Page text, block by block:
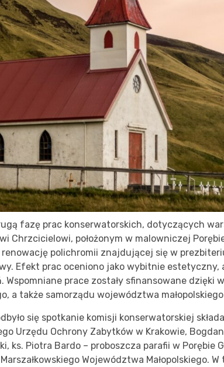
fazę prac konserwatorskich, dotyczących
Chrzcicielowi, położonym w malowniczej
polichromii znajdującej się w
Efekt prac oceniono jako wybitnie estetyczny,
Wspomniane prace zostały sfinansowane dzięki
a także samorządu województwa
się spotkanie komisji konserwatorskiej
Urzędu Ochrony Zabytków w Krakowie,
ks. Piotra Bardo – proboszcza parafii w Porębie
Województwa Małopolskiego.